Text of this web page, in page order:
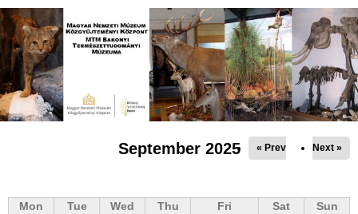
Jump to navigation
September 2025 « Prev Next »
Mon Tue Wed Thu Fri Sat
Sun